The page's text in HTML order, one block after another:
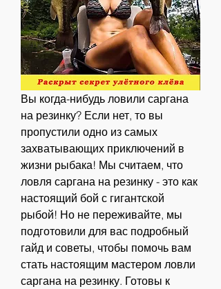
Вы когда-нибудь ловили саргана
на резинку? Если нет, то вы
пропустили одно из самых
захватывающих приключений в
жизни рыбака! Мы считаем, что
ловля саргана на резинку - это как
настоящий бой с гигантской
рыбой! Но не переживайте, мы
подготовили для вас подробный
гайд и советы, чтобы помочь вам
стать настоящим мастером ловли
саргана на резинку. Готовы к